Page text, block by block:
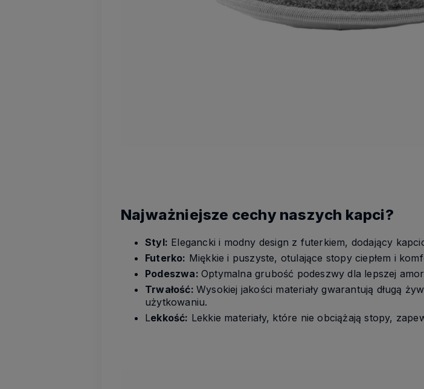
Najważniejsze cechy naszych kapci?
Styl: Elegancki i modny design z futerkiem, dodający
Futerko: Miękkie i puszyste, otulające stopy ciepłem i
Podeszwa: Optymalna grubość podeszwy dla lepszej
Trwałość: Wysokiej jakości materiały gwarantują długą
użytkowaniu.
Lekkość: Lekkie materiały, które nie obciążają stopy,